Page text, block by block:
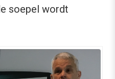
soepel wordt